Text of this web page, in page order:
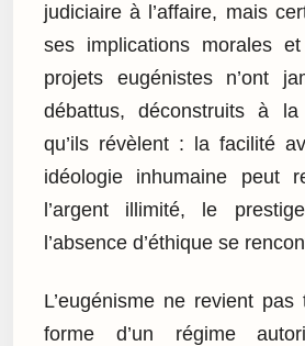
judiciaire à l’affaire, mais
ses implications morales
projets eugénistes n’ont
débattus, déconstruits à
qu’ils révèlent : la facilité
idéologie inhumaine peut
l’argent illimité, le
l’absence d’éthique se
L’eugénisme ne revient
forme d’un régime